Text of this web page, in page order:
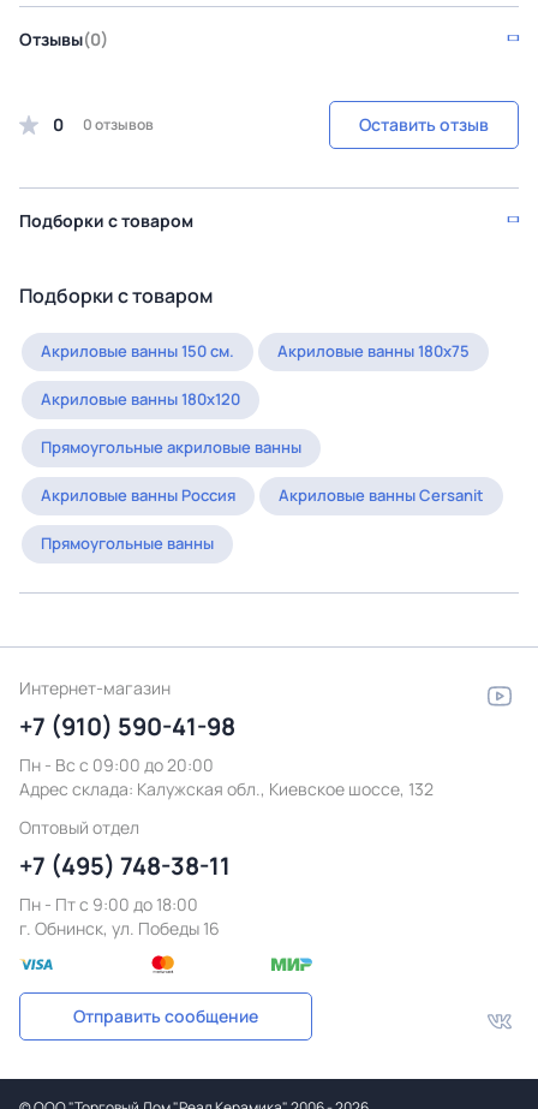
Отзывы(0)
0 0 отзывов Оставить отзыв
Подборки с товаром
Подборки с товаром
Акриловые ванны 150 см. Акриловые ванны 180х75
Акриловые ванны 180х120
Прямоугольные акриловые ванны
Акриловые ванны Россия Акриловые ванны Cersanit
Прямоугольные ванны
Интернет-магазин
+7 (910) 590-41-98
Пн - Вс с 09:00 до 20:00
Адрес склада: Калужская обл., Киевское шоссе, 132
Оптовый отдел
+7 (495) 748-38-11
Пн - Пт c 9:00 до 18:00
г. Обнинск, ул. Победы 16
Отправить сообщение